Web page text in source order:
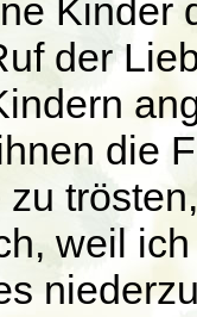
Kinder
der
die
weil